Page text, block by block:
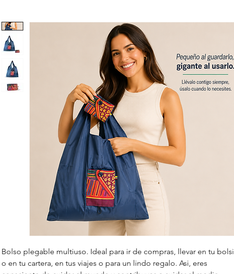
Bolso plegable multiuso. Ideal para ir de compras, llevar en tu
o en tu cartera, en tus viajes o para un lindo regalo. Asi, eres